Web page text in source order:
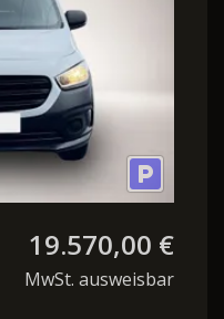
19.570,00 €
MwSt. ausweisbar